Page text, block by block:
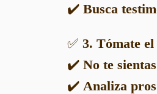
✔️ Busca
✅ 3. Tómate el
✔️ No te
✔️ Analiza